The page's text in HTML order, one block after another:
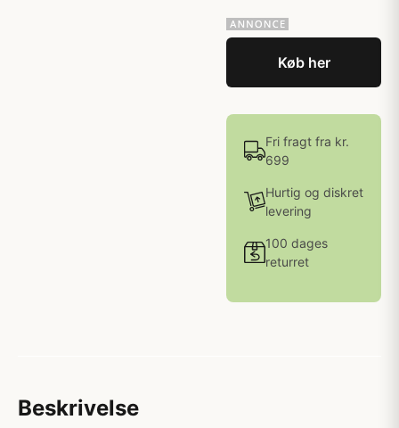
Køb her
Fri fragt fra kr.
699
Hurtig og diskret
levering
100 dages
returret
Beskrivelse